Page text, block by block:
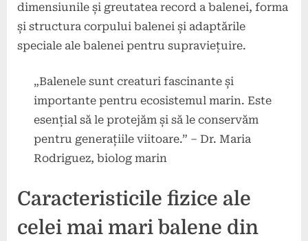
dimensiunile și greutatea record a balenei, forma
și structura corpului balenei și adaptările
speciale ale balenei pentru supraviețuire.
„Balenele sunt creaturi fascinante și
importante pentru ecosistemul marin. Este
esențial să le protejăm și să le conservăm
pentru generațiile viitoare.” – Dr. Maria
Rodriguez, biolog marin
Caracteristicile fizice ale
celei mai mari balene din